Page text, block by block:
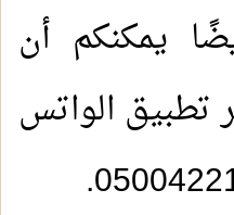
أيضًا يمكنكم أن
تطبيق الواتس
.